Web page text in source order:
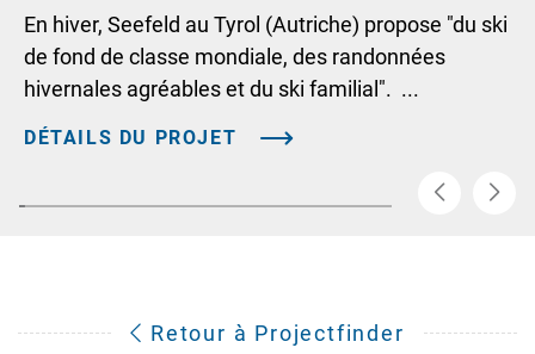
En hiver, Seefeld au Tyrol (Autriche) propose "du ski
de fond de classe mondiale, des randonnées
hivernales agréables et du ski familial". ...
DÉTAILS DU PROJET
Retour à Projectfinder